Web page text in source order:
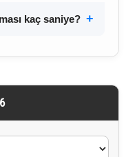
kaç saniye?